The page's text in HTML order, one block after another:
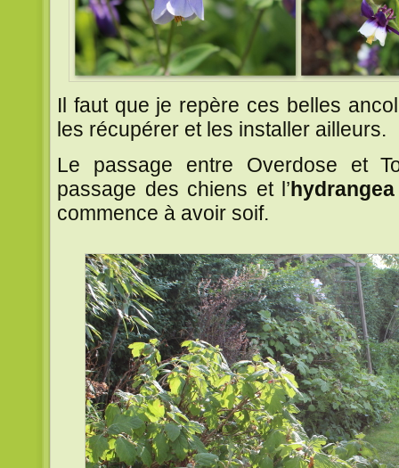
Il faut que je repère ces belles
les récupérer et les installer ailleurs.
Le passage entre Overdose et
passage des chiens et l’
commence à avoir soif.